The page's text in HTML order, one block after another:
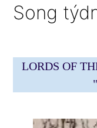
Song
LORDS OF